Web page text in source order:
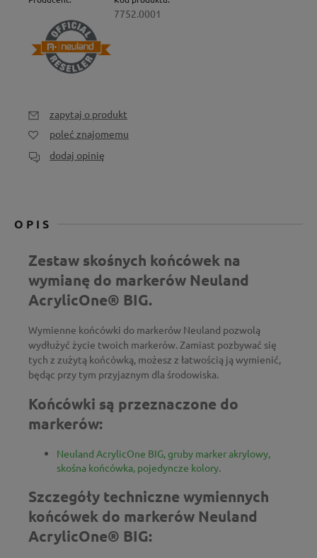
7752.0001
zapytaj o produkt
poleć znajomemu
dodaj opinię
OPIS
Zestaw skośnych końcówek na
wymianę do markerów Neuland
AcrylicOne® BIG.
Wymienne końcówki do markerów Neuland pozwolą
wydłużyć życie twoich markerów. Zamiast pozbywać się
tych z zużytą końcówką, możesz z łatwością ją wymienić,
będąc przy tym przyjaznym dla środowiska.
Końcówki są przeznaczone do
markerów:
Neuland AcrylicOne BIG, gruby marker akrylowy,
skośna końcówka, pojedyncze kolory.
Szczegóły techniczne wymiennych
końcówek do markerów Neuland
AcrylicOne® BIG: